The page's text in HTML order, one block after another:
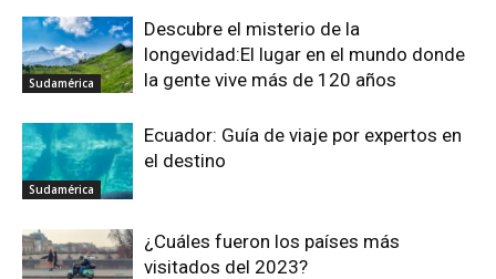
Sudamérica
Descubre el misterio de la
longevidad:El lugar en el mundo donde
la gente vive más de 120 años
Sudamérica
Ecuador: Guía de viaje por expertos en
el destino
¿Cuáles fueron los países más
visitados del 2023?